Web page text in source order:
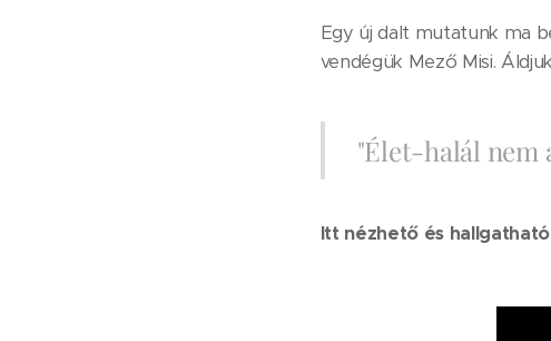
Egy új dalt mutatunk ma
vendégük Mező Misi.
"Élet-halál nem
Itt nézhető és